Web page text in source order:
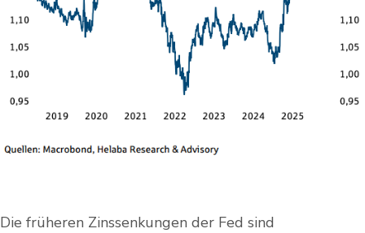
Die früheren Zinssenkungen der Fed sind